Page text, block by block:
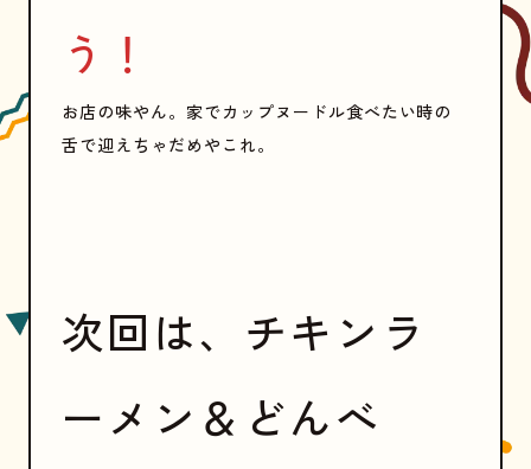
う！
お店の味やん。家でカップヌードル食べたい時の
舌で迎えちゃだめやこれ。
次回は、チキンラ
ーメン＆どんべ